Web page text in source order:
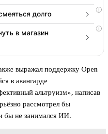
i
долго
i
в магазин
выражал поддержку Open
в авангарде
альтруизм», написав
рассмотрел бы
бы не занимался ИИ.